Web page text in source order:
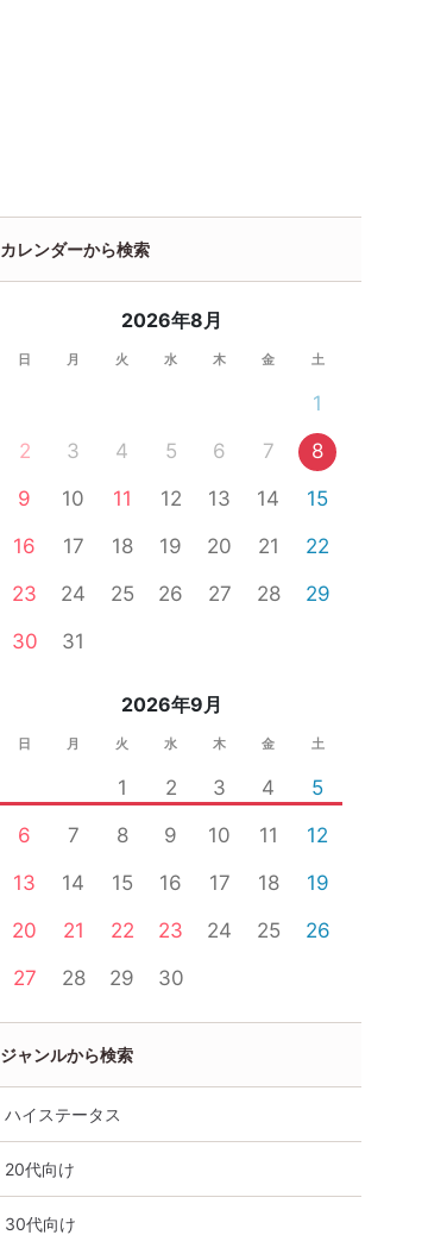
カレンダーから検索
2026年8月
日 月 火 水 木 金 土
1
2
3 4 5 6 7
8
9
10 11 12 13 14
15
16
17 18 19 20 21
22
23
24 25 26 27 28
29
30
31
2026年9月
日 月 火 水 木 金 土
1 2 3 4
5
6
7 8 9 10 11
12
13
14 15 16 17 18
19
20
21 22 23 24 25
26
27
28 29 30
ジャンルから検索
ハイステータス
20代向け
30代向け